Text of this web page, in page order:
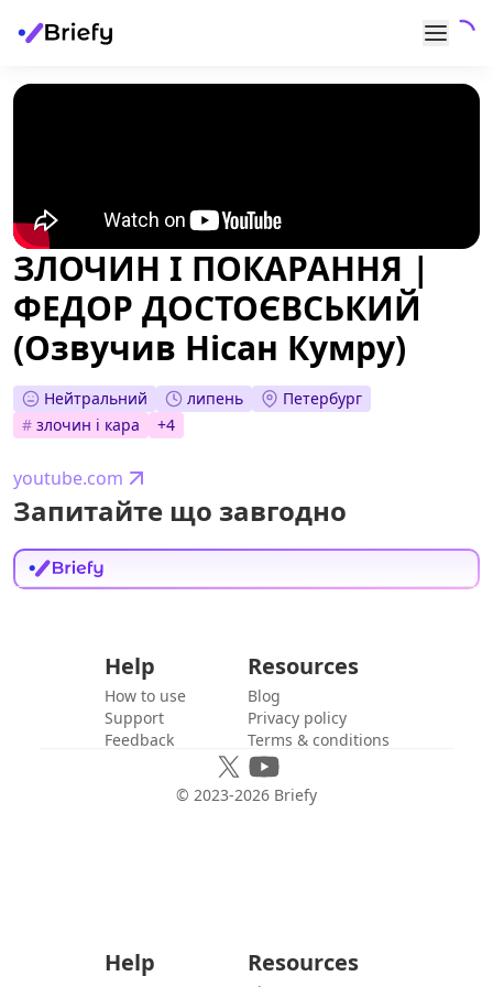
ЗЛОЧИН І ПОКАРАННЯ |
ФЕДОР ДОСТОЄВСЬКИЙ
(Озвучив Нісан Кумру)
Нейтральний липень
Петербург
# злочин і кара +4
youtube.com
Запитайте що завгодно
Help
How to use
Support
Feedback
Resources
Blog
Privacy policy
Terms & conditions
© 2023-2026 Briefy
Help Resources